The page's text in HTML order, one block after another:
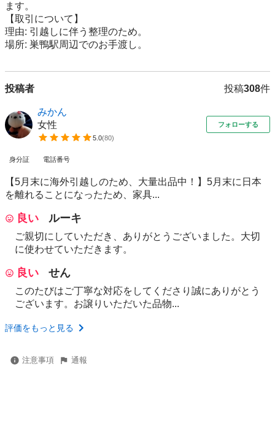
ます。
​【取引について】
​理由: 引越しに伴う整理のため。
​場所: 巣鴨駅周辺でのお手渡し。
投稿者 投稿308件
みかん
女性
5.0(80)
フォローする
身分証 電話番号
​【5月末に海外引越しのため、大量出品中！】 ​5月末に日本
を離れることになったため、家具...
良い ルーキ
ご親切にしていただき、ありがとうございました。大切
に使わせていただきます。
良い せん
このたびはご丁寧な対応をしてくださり誠にありがとう
ございます。お譲りいただいた品物...
評価をもっと見る
注意事項 通報